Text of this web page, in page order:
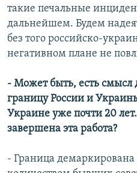
такие печальные
дальнейшем. Будем
без того российско-
негативном плане не
- Может быть, есть смысл
границу России и
Украине уже почти 20
завершена эта работа?
- Граница